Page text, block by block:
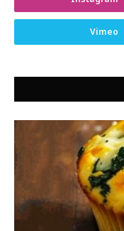
Vimeo